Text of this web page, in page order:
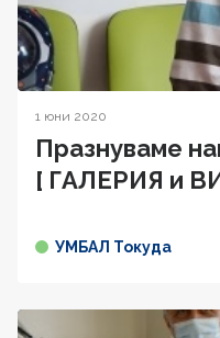
1 юни 2020
Празнуваме
[ ГАЛЕРИЯ и
УМБАЛ Токуда